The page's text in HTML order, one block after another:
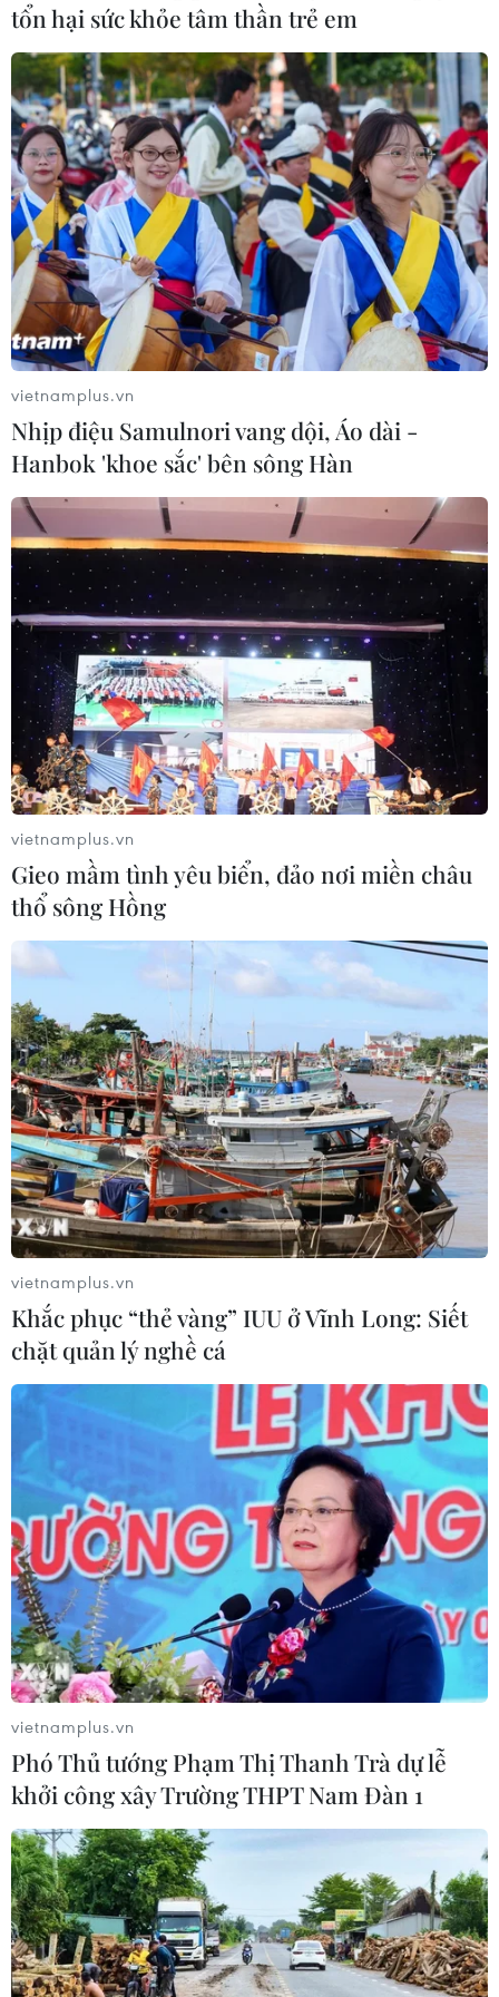
#Yasuko Hatoyama #Bridgestone
#Yukio Hatoyama
#DPJ
Nhật Bản
Theo dõi VietnamPlus
TIN CÙNG CHUYÊN MỤC
Hãng hàng không Air Premia của
Hàn Quốc nối lại đường bay
Incheon-TP Hồ Chí Minh
07/08/2026 04:28
Mở ra giai đoạn triển khai thực chất
quan hệ giữa Việt Nam và Australia
07/08/2026 01:27
Ấn Độ thử thành công tên lửa đạn
đạo Agni-4, tầm bắn 4.000 km
06/08/2026 23:17
Hàn Quốc tái khẳng định mục tiêu
chung sống hòa bình với Triều Tiên
06/08/2026 15:33
Lở đất tại Philippines khiến ít nhất 4
người thiệt mạng
Trung Quốc thử nghiệm tuyến tàu
cao tốc xuyên vùng đất đóng băng
06/08/2026 12:35
Trung Quốc vận hành giàn phát điện
gió nổi đầu tiên chịu được bão cấp 17
06/08/2026 11:20
Hàn Quốc xác nhận Triều Tiên
phóng ít nhất 1 tên lửa đạn đạo tầm
06/08/2026 09:41
Quân đội Hàn Quốc thông báo Triều
Tiên phóng vật thể chưa xác định
06/08/2026 08:31
tổn hại sức khỏe tâm thần trẻ em
vietnamplus.vn
Nhịp điệu Samulnori vang dội, Áo dài -
Hanbok 'khoe sắc' bên sông Hàn
vietnamplus.vn
Gieo mầm tình yêu biển, đảo nơi miền châu
thổ sông Hồng
vietnamplus.vn
Khắc phục “thẻ vàng” IUU ở Vĩnh Long: Siết
chặt quản lý nghề cá
vietnamplus.vn
Phó Thủ tướng Phạm Thị Thanh Trà dự lễ
khởi công xây Trường THPT Nam Đàn 1